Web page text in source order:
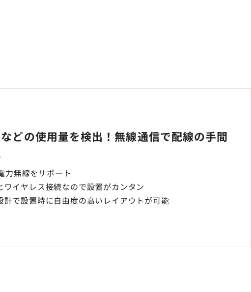
どの使用量を検出！無線通信で配線の手間
無線をサポート
イヤレス接続なので設置がカンタン
で設置時に自由度の高いレイアウトが可能